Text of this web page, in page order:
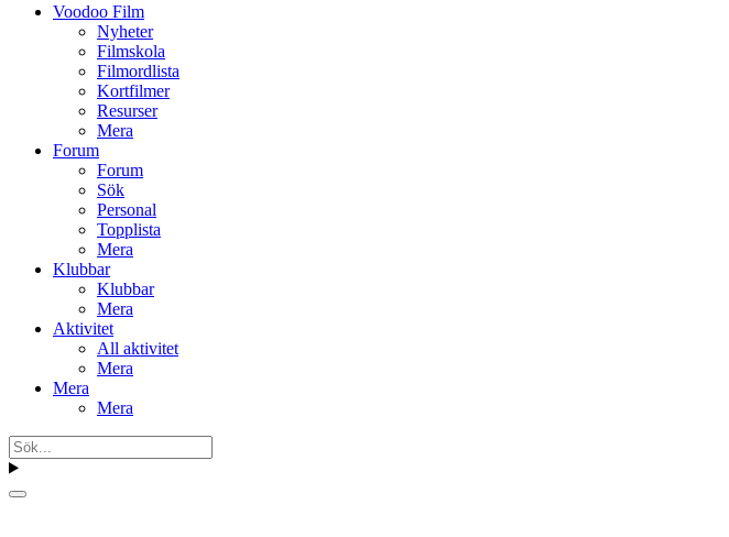
Voodoo Film
Nyheter
Filmskola
Filmordlista
Kortfilmer
Resurser
Mera
Forum
Forum
Sök
Personal
Topplista
Mera
Klubbar
Klubbar
Mera
Aktivitet
All aktivitet
Mera
Mera
Mera